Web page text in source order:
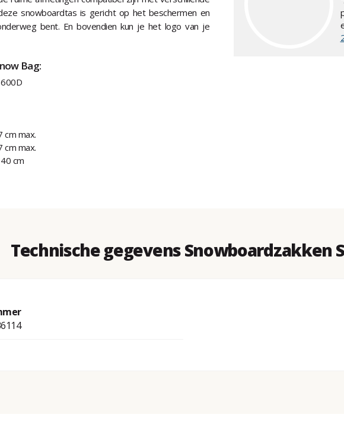
snowboardtas is gericht op het beschermen en
bent. En bovendien kun je het logo van je
Bag:
cm max.
cm max.
cm
Technische gegevens Snowboardzakken